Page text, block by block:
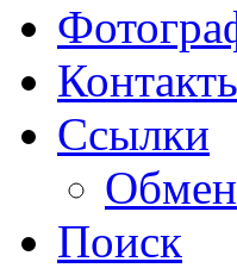
Ссылки
Поиск